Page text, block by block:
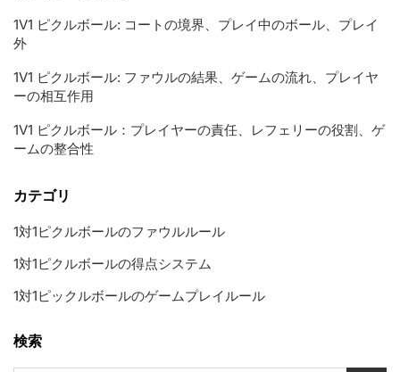
1V1 ピクルボール: コートの境界、プレイ中のボール、プレイ
外
1V1 ピクルボール: ファウルの結果、ゲームの流れ、プレイヤ
ーの相互作用
1V1 ピクルボール：プレイヤーの責任、レフェリーの役割、ゲ
ームの整合性
カテゴリ
1対1ピクルボールのファウルルール
1対1ピクルボールの得点システム
1対1ピックルボールのゲームプレイルール
検索